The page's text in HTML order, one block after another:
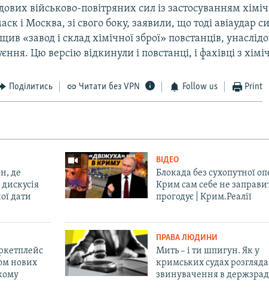
військово-повітряних сил із застосуванням
і Москва, зі свого боку, заявили, що тоді авіаудар
«завод і склад хімічної зброї» повстанців,
Цю версію відкинули і повстанці, і фахівці з
Поділитись Читати без VPN Follow us Print
де
дати
ВІДЕО
Блокада без сухопутної
Крим сам себе не
прогодує | Крим.Реалії
нових
ПРАВА ЛЮДИНИ
Мить – і ти шпигун. Як у
кримських судах
звинувачення в